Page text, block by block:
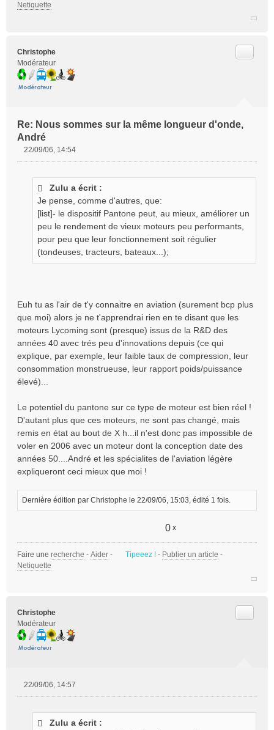
Netiquette
Christophe
Modérateur
Re: Nous sommes sur la même longueur d'onde,
André
22/09/06, 14:54
Zulu a écrit :
Je pense, comme d'autres, que:
[list]- le dispositif Pantone peut, au mieux, améliorer un
peu le rendement de vieux moteurs peu performants,
pour peu que leur fonctionnement soit régulier
(tondeuses, tracteurs, bateaux...);
Euh tu as l'air de t'y connaitre en aviation (surement bcp plus
que moi) alors je ne t'apprendrai rien en te disant que les
moteurs Lycoming sont (presque) issus de la R&D des
années 40 avec trés peu d'innovations depuis (ce qui
explique, par exemple, leur faible taux de compression, leur
consommation monstrueuse, leur rapport poids/puissance
élevé)...
Le potentiel du pantone sur ce type de moteur est bien réel !
D'autant plus que ces moteurs, ne sont pas changé, mais
remis en état au bout de X h...il n'est donc pas impossible de
voler en 2006 avec un moteur dont la conception date des
années 50....André et les spécialites de l'aviation légère
expliqueront ceci mieux que moi !
Dernière édition par Christophe le 22/09/06, 15:03, édité 1 fois.
0 x
Faire une recherche - Aider - Tipeeez ! - Publier un article -
Netiquette
Christophe
Modérateur
22/09/06, 14:57
Zulu a écrit :